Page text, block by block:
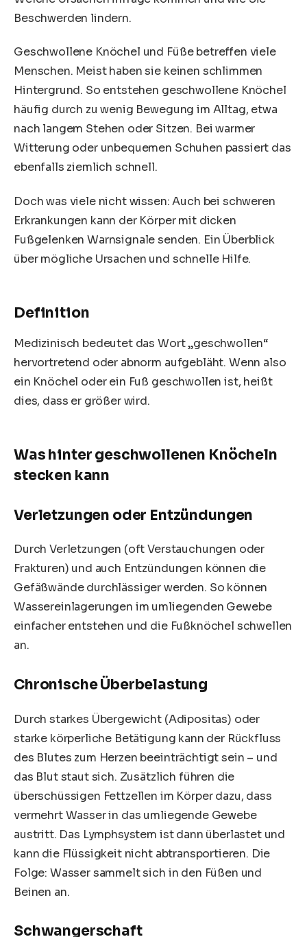
Beschwerden lindern.
Geschwollene Knöchel und Füße betreffen viele
Menschen. Meist haben sie keinen schlimmen
Hintergrund. So entstehen geschwollene Knöchel
häufig durch zu wenig Bewegung im Alltag, etwa
nach langem Stehen oder Sitzen. Bei warmer
Witterung oder unbequemen Schuhen passiert das
ebenfalls ziemlich schnell.
Doch was viele nicht wissen: Auch bei schweren
Erkrankungen kann der Körper mit dicken
Fußgelenken Warnsignale senden. Ein Überblick
über mögliche Ursachen und schnelle Hilfe.
Definition
Medizinisch bedeutet das Wort „geschwollen“
hervortretend oder abnorm aufgebläht. Wenn also
ein Knöchel oder ein Fuß geschwollen ist, heißt
dies, dass er größer wird.
Was hinter geschwollenen Knöcheln
stecken kann
Verletzungen oder Entzündungen
Durch Verletzungen (oft Verstauchungen oder
Frakturen) und auch Entzündungen können die
Gefäßwände durchlässiger werden. So können
Wassereinlagerungen im umliegenden Gewebe
einfacher entstehen und die Fußknöchel schwellen
an.
Chronische Überbelastung
Durch starkes Übergewicht (Adipositas) oder
starke körperliche Betätigung kann der Rückfluss
des Blutes zum Herzen beeinträchtigt sein – und
das Blut staut sich. Zusätzlich führen die
überschüssigen Fettzellen im Körper dazu, dass
vermehrt Wasser in das umliegende Gewebe
austritt. Das Lymphsystem ist dann überlastet und
kann die Flüssigkeit nicht abtransportieren. Die
Folge: Wasser sammelt sich in den Füßen und
Beinen an.
Schwangerschaft